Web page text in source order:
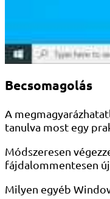
Becsomagolás
A
tanulva most egy
Módszeresen
fájdalommentesen
Milyen egyéb